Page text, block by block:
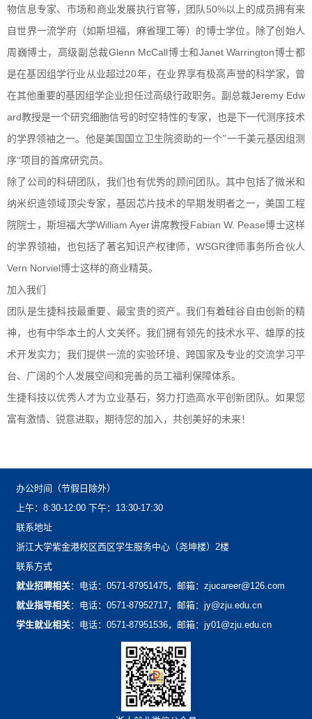
物信息专家、市场和商业发展执行官等，团队 50%以上的成员拥有来
自世界一流学府（如斯坦福，麻省理工等）的博士学位。除了创始人
周巍博士，高级副总裁GlennMcCall博士和 JanetWarrington博士都
是在基因组学行业从业超过20年，在业界享有极高声誉的科学家，曾
在其他重要的基因组学企业担任过高级行政职务。副总裁JeremyEdw
ard教授是一个研究细胞信号的时空特性的专家，也是下一代测序技术
的学界领袖之一。他是美国国立卫生院资助的一个”一千美元基因组测
序“项目的首席研究员。
除了公司的科研团队，我们也有优秀的顾问团队。其中包括了微米和
纳米织造领域顶尖专家，基因芯片技术的早期发明者之一，美国工程
院院士，斯坦福大学WilliamAyer讲席教授FabianW.Pease博士这样
的学界领袖，也包括了著名知识产权律师， WSGR律师事务所合伙人
VernNorviel博士这样的商业精英。
加入我们
团队是生捷科技最重要、最宝贵的资产。我们有着硅谷自由创新的精
神，也有中华本土的人文关怀。我们拥有领先的技术水平、雄厚的技
术开发实力；我们提供一流的实验环境、跨国家及专业的交流学习平
台、广阔的个人发展空间和完善的员工福利保障体系。
生捷科技以优秀人才为立业基石，努力打造高水平创新团队。如果您
富有激情、锐意进取，期待您的加入，共创美好的未来！
办公时间（节假日除外）
上午：8:30-12:00下午：13:30-17:30
联系地址
浙江大学紫金港校区西区学生服务中心（尧坤楼）2楼
联系方式
就业招聘相关：电话：0571-87951475，邮箱：zjucareer@126.com
就业指导相关：电话：0571-87952717，邮箱：jy@zju.edu.cn
学生就业相关：电话：0571-87951536，邮箱：jy01@zju.edu.cn